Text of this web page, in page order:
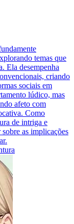
temas que
Ela desempenha
criando
sociais em
lúdico, mas
afeto com
Como
de intriga e
as implicações